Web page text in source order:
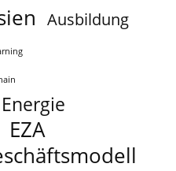
Ausbildung
Energie
EZA